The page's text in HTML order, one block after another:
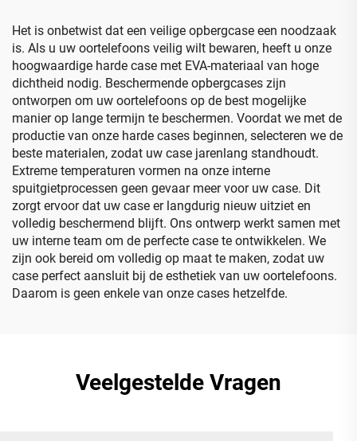
Het is onbetwist dat een veilige opbergcase een noodzaak
is. Als u uw oortelefoons veilig wilt bewaren, heeft u onze
hoogwaardige harde case met EVA-materiaal van hoge
dichtheid nodig. Beschermende opbergcases zijn
ontworpen om uw oortelefoons op de best mogelijke
manier op lange termijn te beschermen. Voordat we met de
productie van onze harde cases beginnen, selecteren we de
beste materialen, zodat uw case jarenlang standhoudt.
Extreme temperaturen vormen na onze interne
spuitgietprocessen geen gevaar meer voor uw case. Dit
zorgt ervoor dat uw case er langdurig nieuw uitziet en
volledig beschermend blijft. Ons ontwerp werkt samen met
uw interne team om de perfecte case te ontwikkelen. We
zijn ook bereid om volledig op maat te maken, zodat uw
case perfect aansluit bij de esthetiek van uw oortelefoons.
Daarom is geen enkele van onze cases hetzelfde.
Veelgestelde Vragen